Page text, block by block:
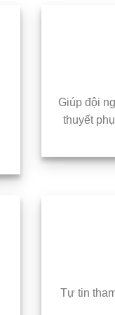
Giúp đội
thuyết
Tự tin